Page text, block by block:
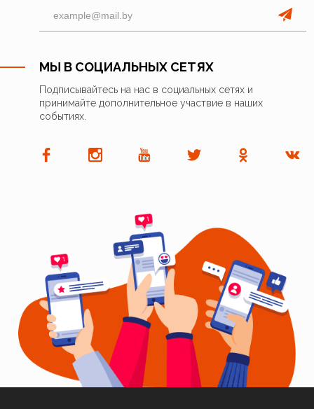
МЫ В СОЦИАЛЬНЫХ СЕТЯХ
Подписывайтесь на нас в социальных сетях и
принимайте дополнительное участвие в наших
событиях.